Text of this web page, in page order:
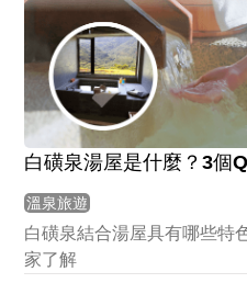
白磺泉湯屋是什麼？3個
溫泉旅遊
白磺泉結合湯屋具有哪些特
家了解